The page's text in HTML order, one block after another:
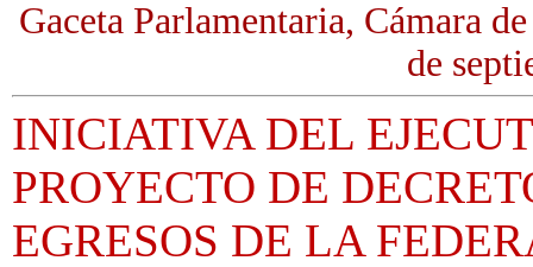
Gaceta Parlamentaria, Cámara
de
INICIATIVA DEL
PROYECTO DE
EGRESOS DE LA